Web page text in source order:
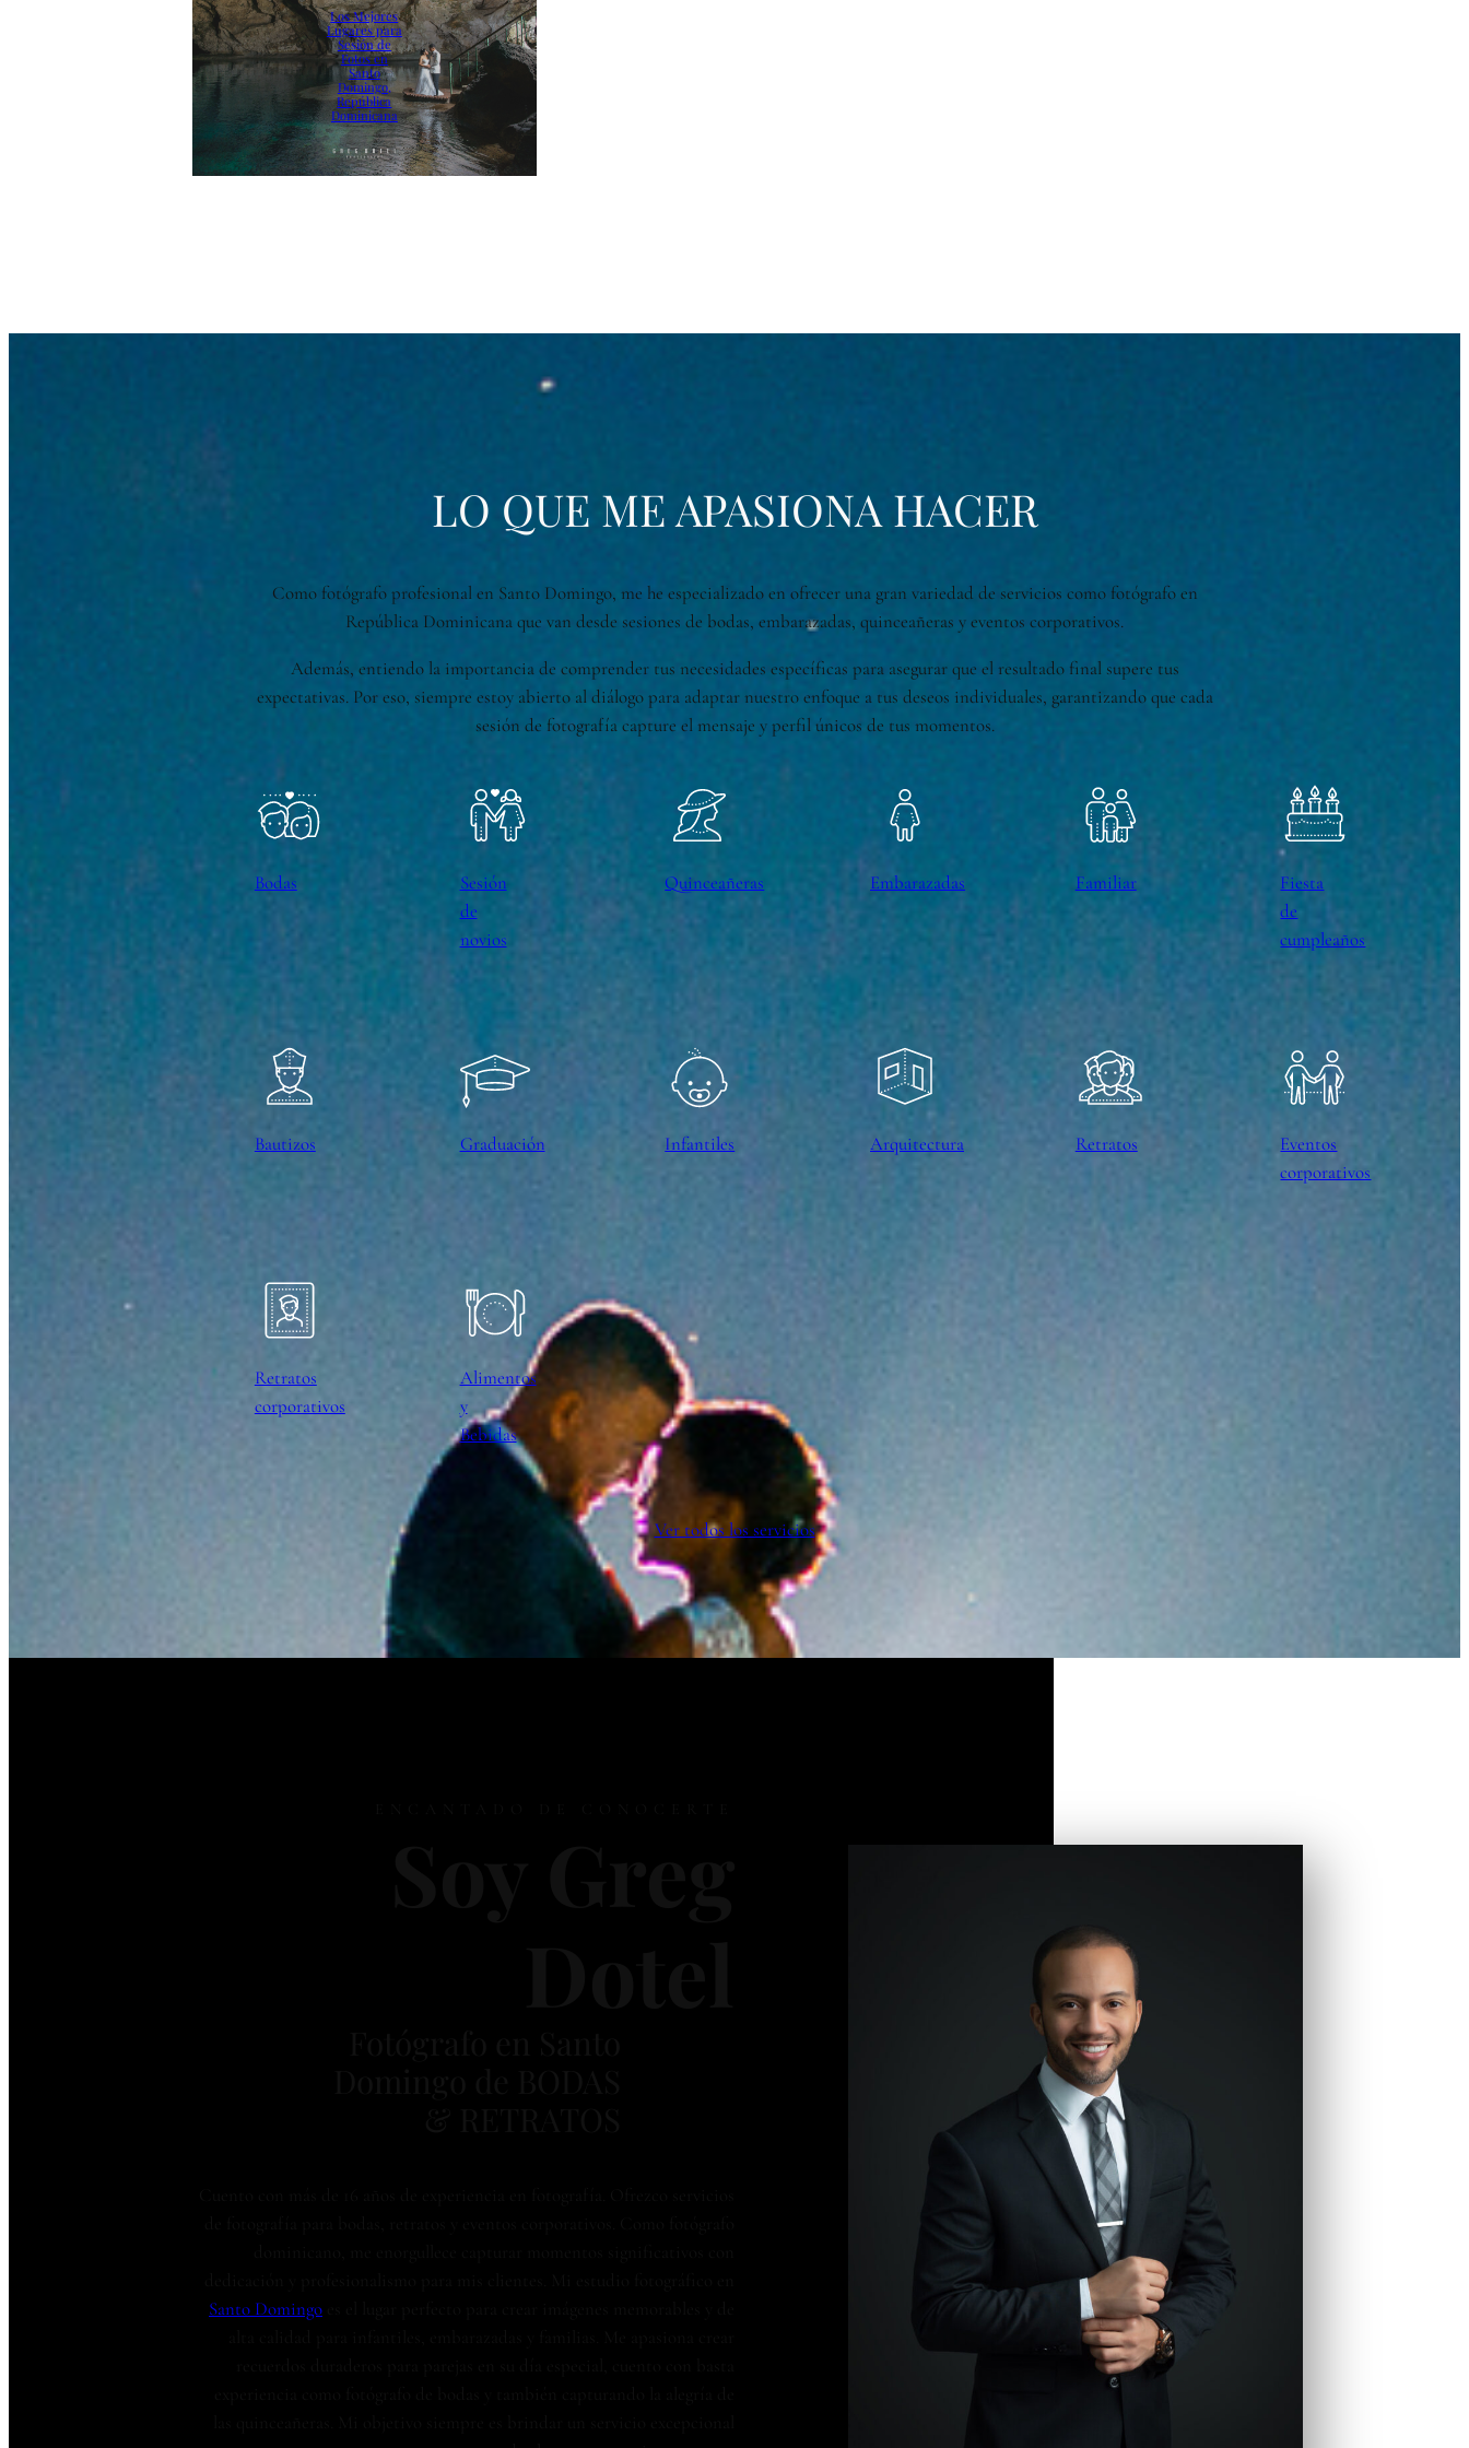
Los Mejores
Lugares para
Sesión de
Fotos en
Santo
Domingo,
República
Dominicana
LO QUE ME APASIONA HACER
Como fotógrafo profesional en Santo Domingo, me he especializado en ofrecer una gran variedad de servicios como fotógrafo en
República Dominicana que van desde sesiones de bodas, embarazadas, quinceañeras y eventos corporativos.
Además, entiendo la importancia de comprender tus necesidades específicas para asegurar que el resultado final supere tus
expectativas. Por eso, siempre estoy abierto al diálogo para adaptar nuestro enfoque a tus deseos individuales, garantizando que cada
sesión de fotografía capture el mensaje y perfil únicos de tus momentos.
Bodas
Sesión
de
novios
Quinceañeras Embarazadas Familiar
Fiesta
de
cumpleaños
Bautizos Graduación Infantiles Arquitectura Retratos
Eventos
corporativos
Retratos
corporativos
Alimentos
y
Bebidas
Ver todos los servicios
Santo Domingo